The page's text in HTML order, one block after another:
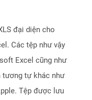
đại diện cho
Các tệp như vậy
Excel cũng như
tương tự khác như
Tệp được lưu